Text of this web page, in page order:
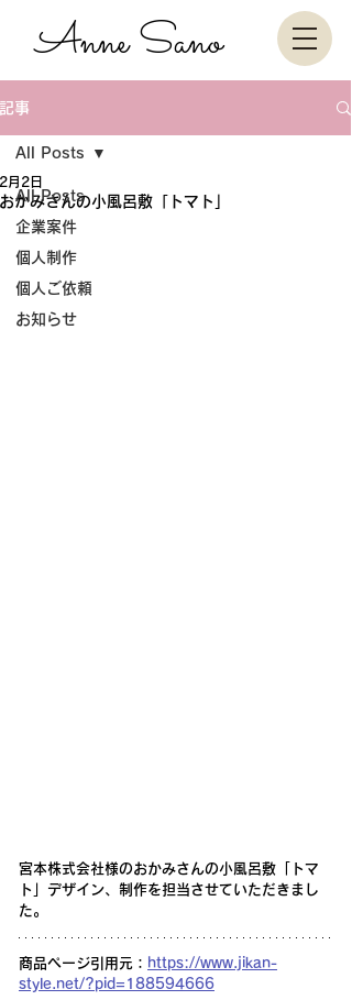
Anne Sano
記事
All Posts
企業案件
個人制作
個人ご依頼
お知らせ
All Posts
おかみさんの小風呂敷「トマト」
2月2日
宮本株式会社様のおかみさんの小風呂敷「トマ
ト」デザイン、制作を担当させていただきまし
た。
商品ページ引用元： https://www.jikan-
style.net/?pid=188594666